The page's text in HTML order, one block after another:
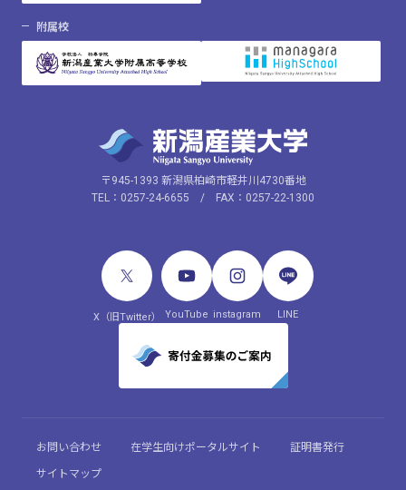
附属校
〒945-1393 新潟県柏崎市軽井川4730番地
TEL：0257-24-6655 / FAX：0257-22-1300
X（旧Twitter） YouTube instagram LINE
お問い合わせ 在学生向けポータルサイト 証明書発行
サイトマップ